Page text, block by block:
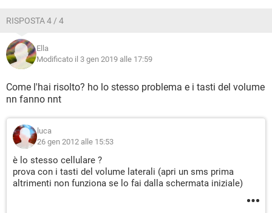
RISPOSTA 4 / 4
Ella
Modificato il 3 gen 2019 alle 17:59
Come l'hai risolto? ho lo stesso problema e i tasti del volume
nn fanno nnt
luca
26 gen 2012 alle 15:53
è lo stesso cellulare ?
prova con i tasti del volume laterali (apri un sms prima
altrimenti non funziona se lo fai dalla schermata iniziale)